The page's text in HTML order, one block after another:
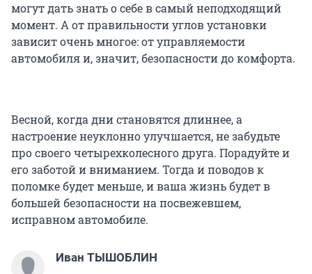
могут дать знать о себе в самый неподходящий
момент. А от правильности углов установки
зависит очень многое: от управляемости
автомобиля и, значит, безопасности до комфорта.
Весной, когда дни становятся длиннее, а
настроение неуклонно улучшается, не забудьте
про своего четырехколесного друга. Порадуйте и
его заботой и вниманием. Тогда и поводов к
поломке будет меньше, и ваша жизнь будет в
большей безопасности на посвежевшем,
исправном автомобиле.
Иван ТЫШОБЛИН